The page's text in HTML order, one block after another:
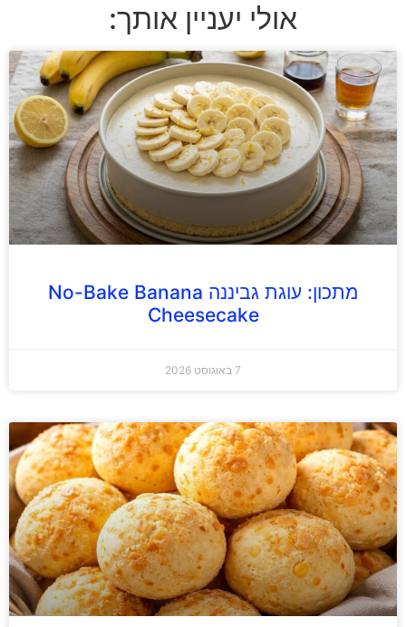
אולי יעניין אותך:
מתכון: עוגת גביננה No-Bake Banana
Cheesecake
7 באוגוסט 2026